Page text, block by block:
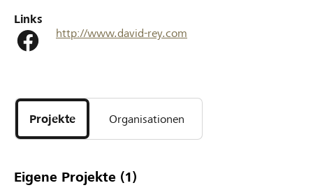
Registrieren
celle d'A. Bandini au Conservatoire
supérieur
de musique de Genève. Au sein de
successivement le 1er prix de
virtuosité avec félicitations du jury
De 2002 à 2007, David fait partie de
http://www.david-rey.com
Links
Projekte Organisationen
Eigene Projekte (1)